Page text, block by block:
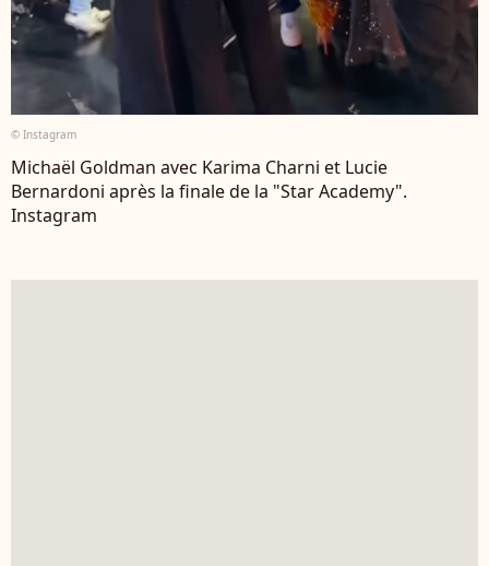
© Instagram
Michaël Goldman avec Karima Charni et Lucie
Bernardoni après la finale de la "Star Academy".
Instagram